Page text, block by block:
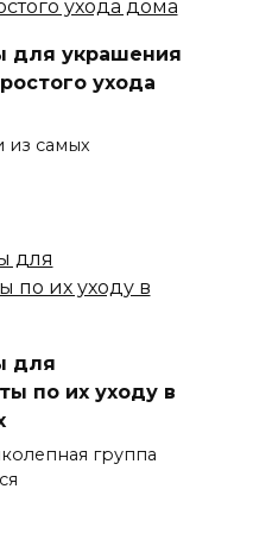
для украшения
ухода
из самых
для
по их уходу в
группа